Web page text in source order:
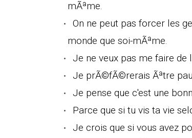
mÃªme.
On ne peut pas forcer les
monde que soi-mÃªme.
Je ne veux pas me faire de
Je prÃ©fÃ©rerais Ãªtre
Je pense que c'est une
Parce que si tu vis ta vie
Je crois que si vous avez